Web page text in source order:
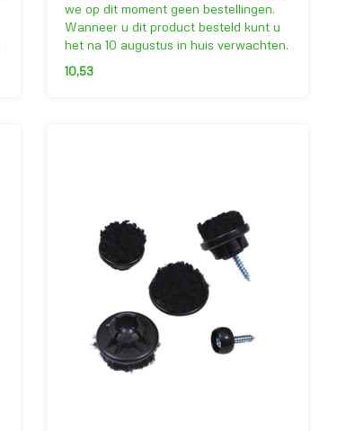
millimeter.
we op dit moment geen bestellingen.
Wanneer u dit product besteld kunt u
het na 10 augustus in huis verwachten.
10,53